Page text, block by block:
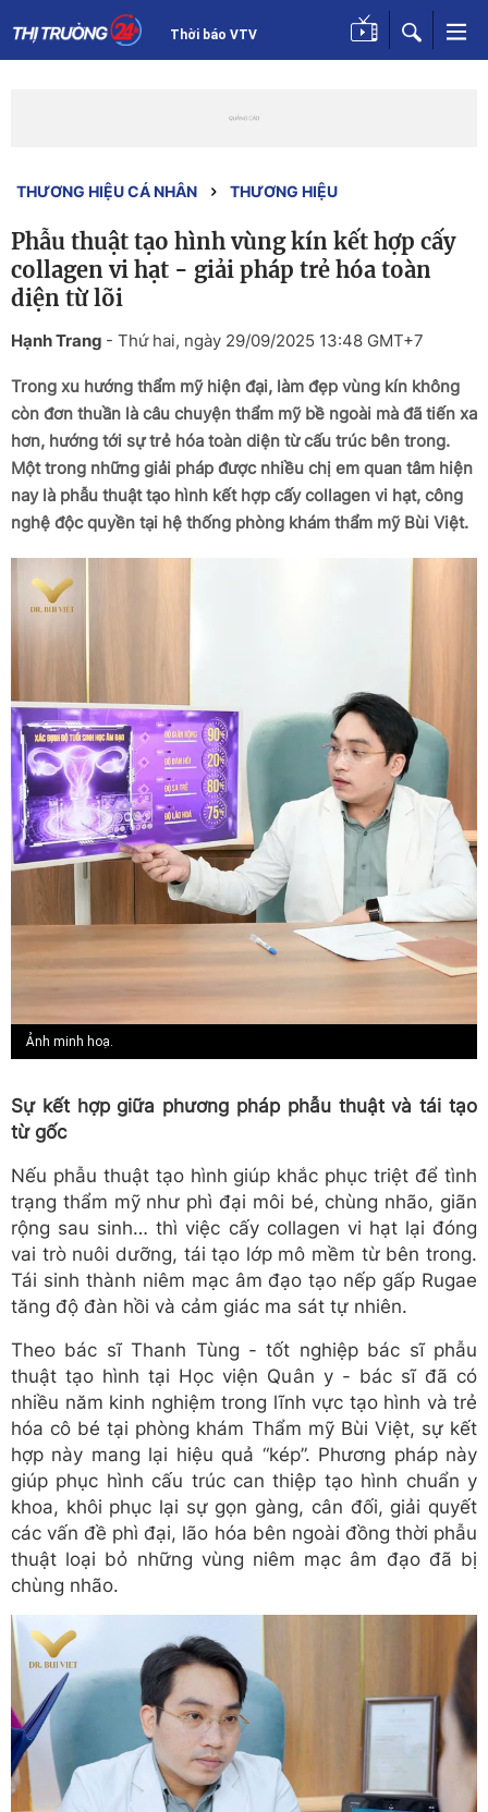
Thời báo VTV
THƯƠNG HIỆU CÁ NHÂN THƯƠNG HIỆU
Phẫu thuật tạo hình vùng kín kết hợp cấy
collagen vi hạt - giải pháp trẻ hóa toàn
diện từ lõi
Hạnh Trang - Thứ hai, ngày 29/09/2025 13:48 GMT+7
Trong xu hướng thẩm mỹ hiện đại, làm đẹp vùng kín không
còn đơn thuần là câu chuyện thẩm mỹ bề ngoài mà đã tiến xa
hơn, hướng tới sự trẻ hóa toàn diện từ cấu trúc bên trong.
Một trong những giải pháp được nhiều chị em quan tâm hiện
nay là phẫu thuật tạo hình kết hợp cấy collagen vi hạt, công
nghệ độc quyền tại hệ thống phòng khám thẩm mỹ Bùi Việt.
Ảnh minh hoạ.
Sự kết hợp giữa phương pháp phẫu thuật và tái tạo
từ gốc
Nếu phẫu thuật tạo hình giúp khắc phục triệt để tình
trạng thẩm mỹ như phì đại môi bé, chùng nhão, giãn
rộng sau sinh… thì việc cấy collagen vi hạt lại đóng
vai trò nuôi dưỡng, tái tạo lớp mô mềm từ bên trong.
Tái sinh thành niêm mạc âm đạo tạo nếp gấp Rugae
tăng độ đàn hồi và cảm giác ma sát tự nhiên.
Theo bác sĩ Thanh Tùng - tốt nghiệp bác sĩ phẫu
thuật tạo hình tại Học viện Quân y - bác sĩ đã có
nhiều năm kinh nghiệm trong lĩnh vực tạo hình và trẻ
hóa cô bé tại phòng khám Thẩm mỹ Bùi Việt, sự kết
hợp này mang lại hiệu quả “kép”. Phương pháp này
giúp phục hình cấu trúc can thiệp tạo hình chuẩn y
khoa, khôi phục lại sự gọn gàng, cân đối, giải quyết
các vấn đề phì đại, lão hóa bên ngoài đồng thời phẫu
thuật loại bỏ những vùng niêm mạc âm đạo đã bị
chùng nhão.